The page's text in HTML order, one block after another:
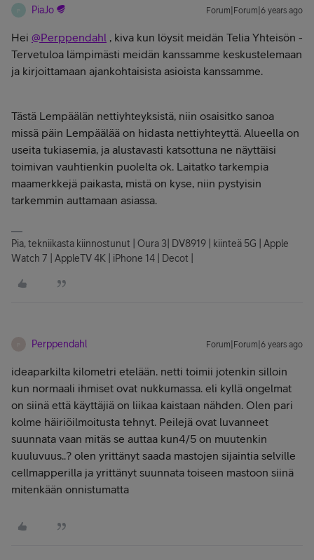
PiaJo Forum|Forum|6 years ago
Hei @Perppendahl , kiva kun löysit meidän Telia Yhteisön -
Tervetuloa lämpimästi meidän kanssamme keskustelemaan
ja kirjoittamaan ajankohtaisista asioista kanssamme.
Tästä Lempäälän nettiyhteyksistä, niin osaisitko sanoa
missä päin Lempäälää on hidasta nettiyhteyttä. Alueella on
useita tukiasemia, ja alustavasti katsottuna ne näyttäisi
toimivan vauhtienkin puolelta ok. Laitatko tarkempia
maamerkkejä paikasta, mistä on kyse, niin pystyisin
tarkemmin auttamaan asiassa.
Pia, tekniikasta kiinnostunut | Oura 3| DV8919 | kiinteä 5G | Apple
Watch 7 | AppleTV 4K | iPhone 14 | Decot |
Perppendahl Forum|Forum|6 years ago
ideaparkilta kilometri etelään. netti toimii jotenkin silloin
kun normaali ihmiset ovat nukkumassa. eli kyllä ongelmat
on siinä että käyttäjiä on liikaa kaistaan nähden. Olen pari
kolme häiriöilmoitusta tehnyt. Peilejä ovat luvanneet
suunnata vaan mitäs se auttaa kun4/5 on muutenkin
kuuluvuus..? olen yrittänyt saada mastojen sijaintia selville
cellmapperilla ja yrittänyt suunnata toiseen mastoon siinä
mitenkään onnistumatta